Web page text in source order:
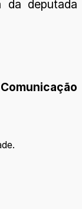
da deputada